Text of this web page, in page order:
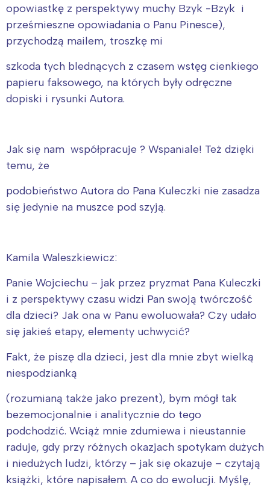
opowiastkę z perspektywy muchy Bzyk -Bzyk i
prześmieszne opowiadania o Panu Pinesce),
przychodzą mailem, troszkę mi
szkoda tych blednących z czasem wstęg cienkiego
papieru faksowego, na których były odręczne
dopiski i rysunki Autora.
Jak się nam współpracuje ? Wspaniale! Też dzięki
temu, że
podobieństwo Autora do Pana Kuleczki nie zasadza
się jedynie na muszce pod szyją.
Kamila Waleszkiewicz:
Panie Wojciechu – jak przez pryzmat Pana Kuleczki
i z perspektywy czasu widzi Pan swoją twórczość
dla dzieci? Jak ona w Panu ewoluowała? Czy udało
się jakieś etapy, elementy uchwycić?
Fakt, że piszę dla dzieci, jest dla mnie zbyt wielką
niespodzianką
(rozumianą także jako prezent), bym mógł tak
bezemocjonalnie i analitycznie do tego
podchodzić. Wciąż mnie zdumiewa i nieustannie
raduje, gdy przy różnych okazjach spotykam dużych
i niedużych ludzi, którzy – jak się okazuje – czytają
książki, które napisałem. A co do ewolucji. Myślę,
Interesują mnie wydarzenia z
tego regionu:
Warszawa
Łódź
Trójmiasto
Wrocław
Śląsk
Kraków
Wszystkie
Wybieram